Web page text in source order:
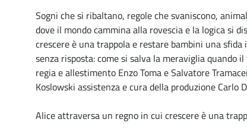
Sogni che si ribaltano, regole che svaniscono,
dove il mondo cammina alla rovescia e la logica si
crescere è una trappola e restare bambini una
senza risposta: come si salva la meraviglia quando
regia e allestimento Enzo Toma e Salvatore
Koslowski assistenza e cura della produzione Carlo
Alice attraversa un regno in cui crescere è una